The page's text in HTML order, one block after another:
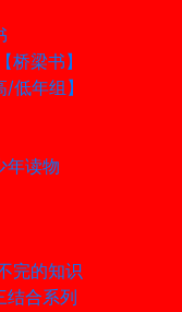
桥梁书】
低年组】
年读物
完的知识
结合系列